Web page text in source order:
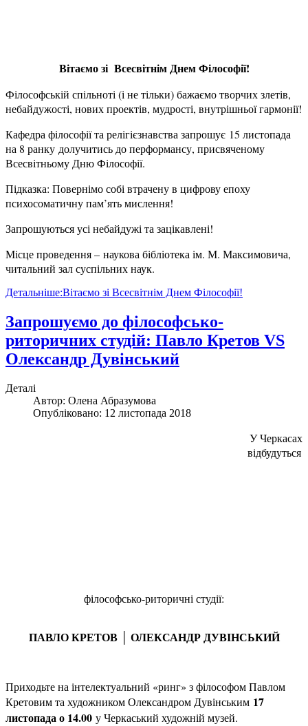
Вітаємо зі Всесвітнім Днем Філософії!
Філософській спільноті (і не тільки) бажаємо творчих злетів,
небайдужості, нових проектів, мудрості, внутрішньої гармонії!
Кафедра філософії та релігієзнавства запрошує 15 листопада
на 8 ранку долучитись до перформансу, присвяченому
Всесвітньому Дню Філософії.
Підказка: Повернімо собі втрачену в цифрову епоху
психосоматичну пам’ять мислення!
Запрошуються усі небайдужі та зацікавлені!
Місце проведення – наукова бібліотека ім. М. Максимовича,
читальний зал суспільних наук.
Детальніше:Вітаємо зі Всесвітнім Днем Філософії!
Запрошуємо до філософсько-
риторичних студій: Павло Кретов VS
Олександр Дувінський
Деталі
Автор: Олена Абразумова
Опубліковано: 12 листопада 2018
У Черкасах
відбудуться
філософсько-риторичні студії:
ПАВЛО КРЕТОВ │ ОЛЕКСАНДР ДУВІНСЬКИЙ
Приходьте на інтелектуальний «ринг» з філософом Павлом
Кретовим та художником Олександром Дувінським 17
листопада о 14.00 у Черкаський художній музей.